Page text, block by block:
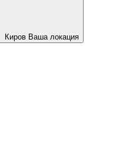
Киров Ваша локация